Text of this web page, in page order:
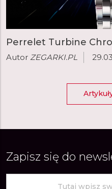
Perrelet Turbine
Autor ZEGARKI.PL
Zapisz się do